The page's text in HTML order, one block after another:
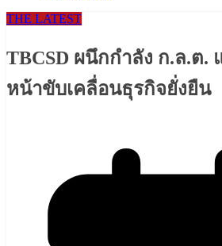
THE LATEST
TBCSD ผนึกกำลัง ก.ล.ต.
หน้าขับเคลื่อนธุรกิจยั่งยืน